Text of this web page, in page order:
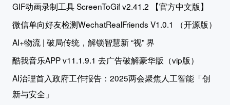
GIF动画录制工具 ScreenToGif v2.41.2 【官方中文版】
微信单向好友检测WechatRealFriends V1.0.1 （开源版）
AI+物流 | 破局传统，解锁智慧新 “视” 界
酷我音乐APP v11.1.9.1 去广告破解豪华版（vip版）
AI治理首入政府工作报告：2025两会聚焦人工智能「创
新与安全」